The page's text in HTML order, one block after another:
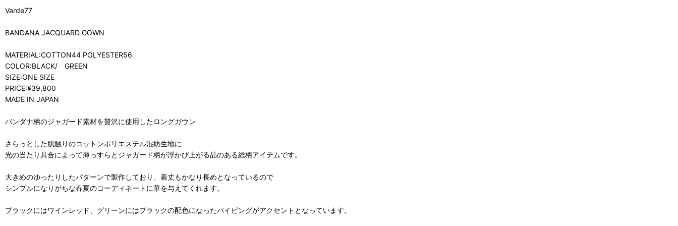
Varde77
BANDANA JACQUARD GOWN
MATERIAL:COTTON44 POLYESTER56
COLOR:BLACK/ GREEN
SIZE:ONE SIZE
PRICE:¥39,800
MADE IN JAPAN
バンダナ柄のジャガード素材を贅沢に使用したロングガウン
さらっとした肌触りのコットンポリエステル混紡生地に
光の当たり具合によって薄っすらとジャガード柄が浮かび上がる品のある総柄アイテムです。
大きめのゆったりしたパターンで製作しており、着丈もかなり長めとなっているので
シンプルになりがちな春夏のコーディネートに華を与えてくれます。
ブラックにはワインレッド、グリーンにはブラックの配色になったパイピングがアクセントとなっています。